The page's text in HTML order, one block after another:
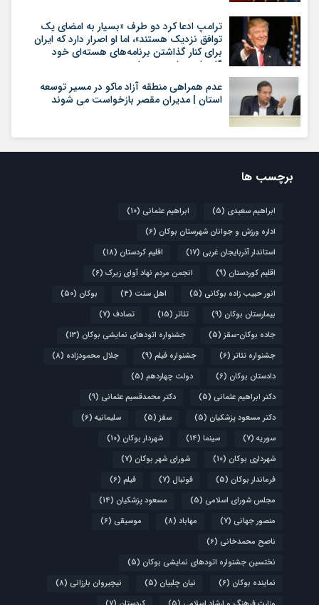
ترامپ ادعا کرد دو طرف «بسیار به امضای یک
توافق نزدیک هستند»، اما او اصرار دارد که ایران
برای کنار گذاشتن برنامه‌های هسته‌ای خود
گام‌های بیشتری بردارد
عدم همراهی منطقه آزاد ماکو در مسیر توسعه
استان | مدیران مقصر بازخواست می شوند
برچسب ها
ابراهیم سعیدی (5) ابراهیم عثمانی (10)
اداره ورزش و جوانان شهرستان بوکان (6)
استاندار آذربایجان غربی (17) اقلیم کردستان (18)
اقلیم کوردستان (9) انجمن مردم نهاد آوای زیرک (6)
انور حبیب زاده بوکانی (5) اهل سنت (4) بوکان (50)
بیمارستان بوکان (9) تئاتر (15) تصادف (7)
جاده بوکان-سقز (5) جشنواره اتودهای نمایشی بوکان (13)
جشنواره تئاتر (6) جشنواره فیلم (9) جلال محمودزاده (8)
دادستان بوکان (6) دولت چهاردهم (5)
دکتر ابراهیم عثمانی (5) دکتر محمدقسیم عثمانی (9)
دکتر مسعود پزشکیان (5) سقز (5) سلیمانیه (6)
سوریه (7) سینما (14) شهردار بوکان (10)
شهرداری بوکان (10) شورای شهر بوکان (7)
فرماندار بوکان (5) فوتبال (7) فیلم (6)
مجلس شورای اسلامی (5) مسعود پزشکیان (14)
منصور جهانی (7) مهاباد (8) موسیقی (6)
ناصح محمدخانی (6)
نختسین جشنواره اتودهای نمایشی بوکان (5)
نماینده بوکان (6) نیان چلبیان (5) نیچیروان بارزانی (8)